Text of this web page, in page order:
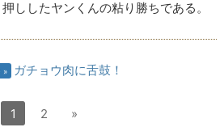
ししたヤンくんの粘り勝ちである。
ガチョウ肉に舌鼓！
1 2 »